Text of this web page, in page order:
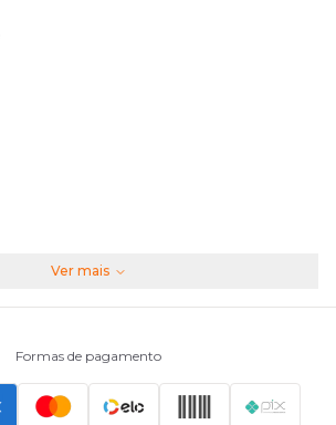
Ver mais
Formas de pagamento